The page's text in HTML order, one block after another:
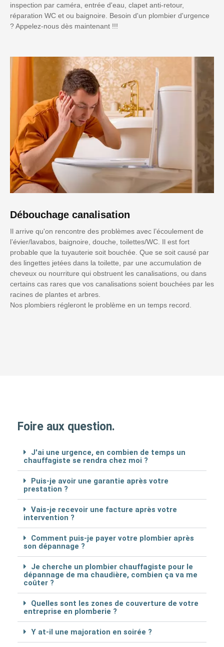
inspection par caméra, entrée d'eau, clapet anti-retour,
réparation WC et ou baignoire. Besoin d'un plombier d'urgence
? Appelez-nous dès maintenant !!!
Débouchage canalisation
Il arrive qu'on rencontre des problèmes avec l’écoulement de
l’évier/lavabos, baignoire, douche, toilettes/WC. Il est fort
probable que la tuyauterie soit bouchée. Que se soit causé par
des lingettes jetées dans la toilette, par une accumulation de
cheveux ou nourriture qui obstruent les canalisations, ou dans
certains cas rares que vos canalisations soient bouchées par les
racines de plantes et arbres.
Nos plombiers régleront le problème en un temps record.
Foire aux question.
J'ai une urgence, en combien de temps un
chauffagiste se rendra chez moi ?
Puis-je avoir une garantie après votre
prestation ?
Vais-je recevoir une facture après votre
intervention ?
Comment puis-je payer votre plombier après
son dépannage ?
Je cherche un plombier chauffagiste pour le
dépannage de ma chaudière, combien ça va me
coûter ?
Quelles sont les zones de couverture de votre
entreprise en plomberie ?
Y at-il une majoration en soirée ?